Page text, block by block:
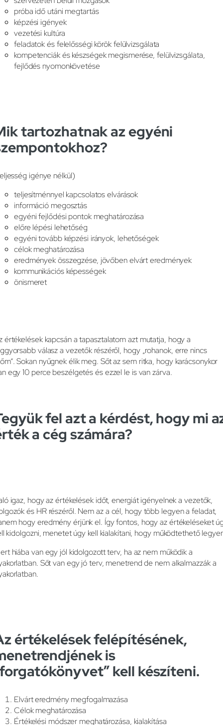
próba idő utáni megtartás
képzési igények
vezetési kultúra
feladatok és felelősségi körök felülvizsgálata
kompetenciák és készségek megismerése, felülvizsgálata,
fejlődés nyomonkövetése
tartozhatnak az egyéni
igénye nélkül)
teljesítménnyel kapcsolatos elvárások
információ megosztás
egyéni fejlődési pontok meghatározása
előre lépési lehetőség
egyéni tovább képzési irányok, lehetőségek
célok meghatározása
eredmények összegzése, jövőben elvárt eredmények
kommunikációs képességek
önismeret
értékelések kapcsán a tapasztalatom azt mutatja, hogy a
válasz a vezetők részéről, hogy „rohanok, erre nincs
Sokan nyűgnek élik meg. Sőt az sem ritka, hogy karácsonykor
egy 10 perce beszélgetés és ezzel le is van zárva.
fel azt a kérdést, hogy mi
a cég számára?
igaz, hogy az értékelések időt, energiát igényelnek a vezetők,
és HR részéről. Nem az a cél, hogy több legyen a feladat,
hogy eredmény érjünk el. Így fontos, hogy az értékeléseket
kidolgozni, menetet úgy kell kialakítani, hogy működtethető
hiába van egy jól kidolgozott terv, ha az nem működik a
Sőt van egy jó terv, menetrend de nem alkalmazzák a
értékelések felépítésének,
is
kell készíteni.
Elvárt eredmény megfogalmazása
Célok meghatározása
Értékelési módszer meghatározása, kialakítása